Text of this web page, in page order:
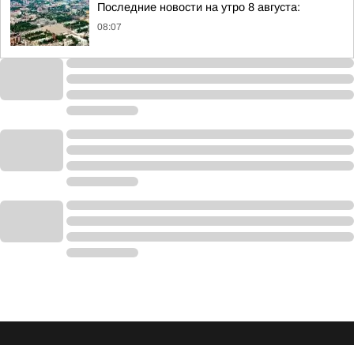
Последние новости на утро 8 августа:
08:07